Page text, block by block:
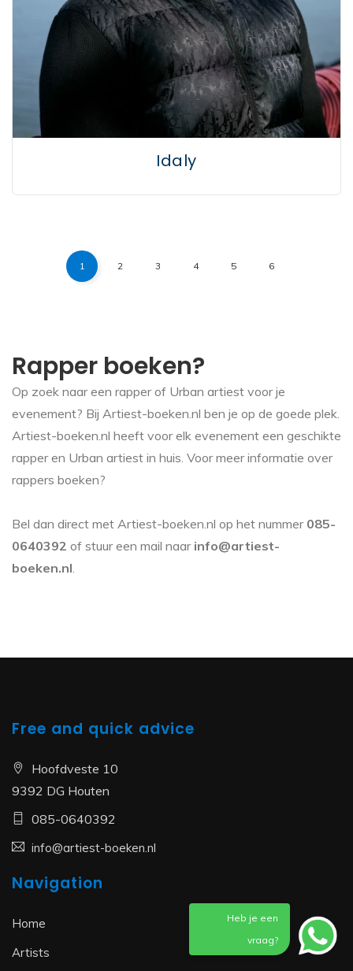
Idaly
1 2 3 4 5 6
Rapper boeken?
Op zoek naar een rapper of Urban artiest voor je
evenement? Bij Artiest-boeken.nl ben je op de goede plek.
Artiest-boeken.nl heeft voor elk evenement een geschikte
rapper en Urban artiest in huis. Voor meer informatie over
rappers boeken?
Bel dan direct met Artiest-boeken.nl op het nummer 085-
0640392 of stuur een mail naar info@artiest-
boeken.nl.
Free and quick advice
Hoofdveste 10
9392 DG Houten
085-0640392
info@artiest-boeken.nl
Navigation
Home
Artists
Heb je een
vraag?